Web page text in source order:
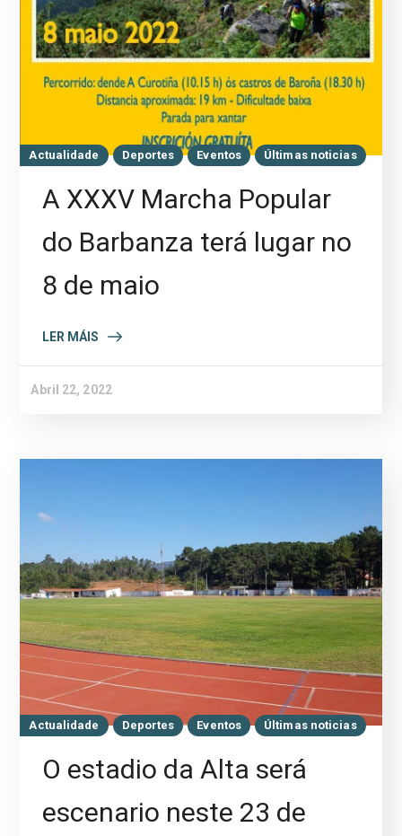
Actualidade Deportes Eventos Últimas noticias
A XXXV Marcha Popular
do Barbanza terá lugar no
8 de maio
LER MÁIS
Abril 22, 2022
Actualidade Deportes Eventos Últimas noticias
O estadio da Alta será
escenario neste 23 de